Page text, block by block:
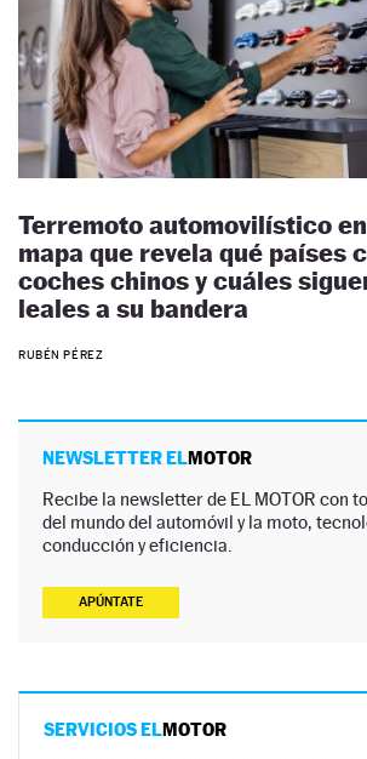
Terremoto automovilístico
mapa que revela qué países
coches chinos y cuáles
leales a su bandera
RUBÉN PÉREZ
NEWSLETTER ELMOTOR
Recibe la newsletter de EL MOTOR con
del mundo del automóvil y la moto,
conducción y eficiencia.
APÚNTATE
SERVICIOS ELMOTOR